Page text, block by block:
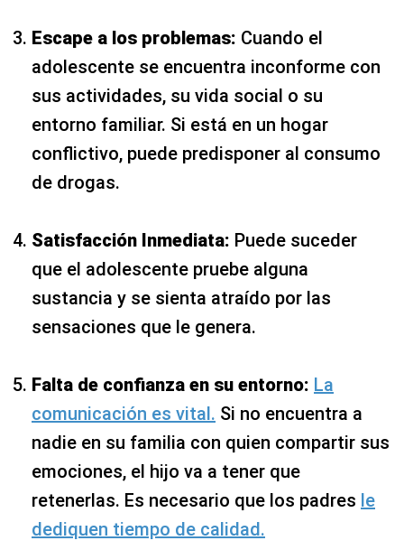
Escape a los problemas: Cuando el
adolescente se encuentra inconforme con
sus actividades, su vida social o su
entorno familiar. Si está en un hogar
conflictivo, puede predisponer al consumo
de drogas.
Satisfacción Inmediata: Puede suceder
que el adolescente pruebe alguna
sustancia y se sienta atraído por las
sensaciones que le genera.
Falta de confianza en su entorno: La
comunicación es vital. Si no encuentra a
nadie en su familia con quien compartir sus
emociones, el hijo va a tener que
retenerlas. Es necesario que los padres le
dediquen tiempo de calidad.